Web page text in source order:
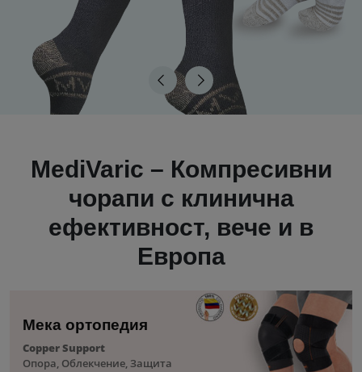
MediVaric – Компресивни
чорапи с клинична
ефективност, вече и в
Европа
Мека ортопедия
Copper Support
Опора, Облекчение, Защита